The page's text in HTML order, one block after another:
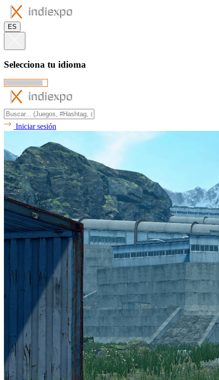
ES
Selecciona tu idioma
Iniciar sesión